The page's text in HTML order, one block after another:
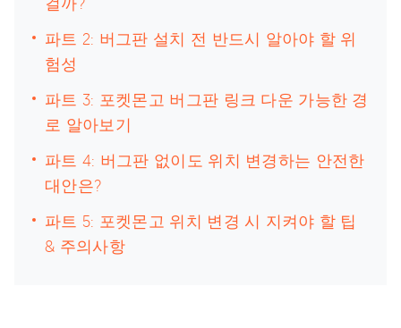
파트 2: 버그판 설치 전 반드시 알아야 할 위
험성
파트 3: 포켓몬고 버그판 링크 다운 가능한 경
로 알아보기
파트 4: 버그판 없이도 위치 변경하는 안전한
대안은?
파트 5: 포켓몬고 위치 변경 시 지켜야 할 팁
& 주의사항